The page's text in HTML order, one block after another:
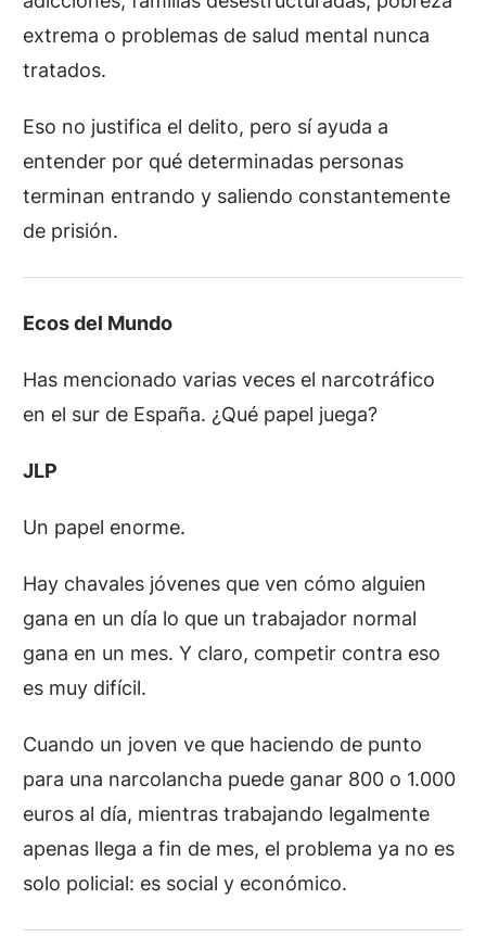
extrema o problemas de salud mental nunca
tratados.
Eso no justifica el delito, pero sí ayuda a
entender por qué determinadas personas
terminan entrando y saliendo constantemente
de prisión.
Ecos del Mundo
Has mencionado varias veces el narcotráfico
en el sur de España. ¿Qué papel juega?
JLP
Un papel enorme.
Hay chavales jóvenes que ven cómo alguien
gana en un día lo que un trabajador normal
gana en un mes. Y claro, competir contra eso
es muy difícil.
Cuando un joven ve que haciendo de punto
para una narcolancha puede ganar 800 o 1.000
euros al día, mientras trabajando legalmente
apenas llega a fin de mes, el problema ya no es
solo policial: es social y económico.